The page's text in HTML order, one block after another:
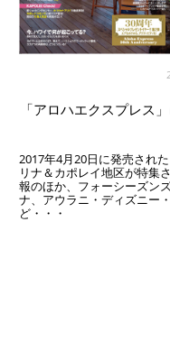
「アロハエクスプレス
2017年4月20日に発売され
リナ＆カポレイ地区が特集
報のほか、フォーシーズン
ナ、アウラニ・ディズニー
ど・・・